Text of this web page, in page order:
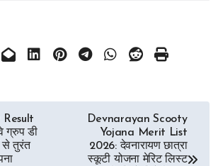
Result
ग्रुप डी
से तुरंत
Devnarayan Scooty
Yojana Merit List
2026: देवनारायण छात्रा
स्कूटी योजना मेरिट लिस्ट